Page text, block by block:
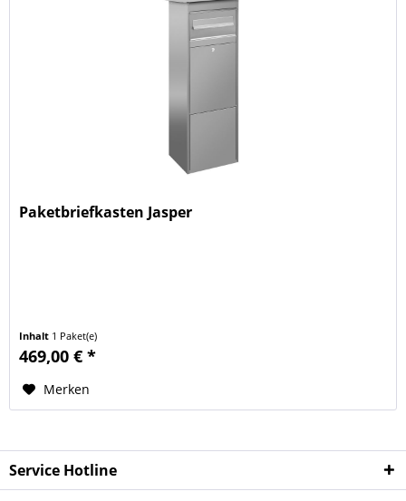
Paketbriefkasten Jasper
Inhalt 1 Paket(e)
469,00 € *
Merken
Service Hotline